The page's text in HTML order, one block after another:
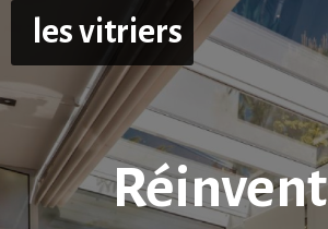
Aller
contenu
les vitriers